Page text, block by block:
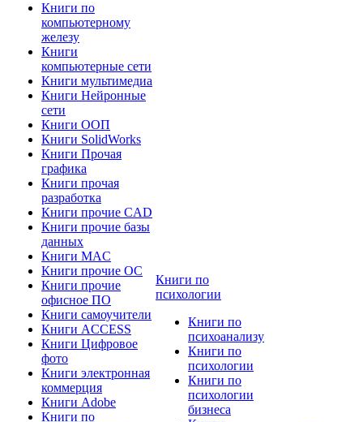
Книги по
компьютерному
железу
Книги
компьютерные сети
Книги мультимедиа
Книги Нейронные
сети
Книги ООП
Книги SolidWorks
Книги Прочая
графика
Книги прочая
разработка
Книги прочие CAD
Книги прочие базы
данных
Книги MAC
Книги прочие ОС
Книги прочие
офисное ПО
Книги самоучители
Книги ACCESS
Книги Цифровое
фото
Книги электронная
коммерция
Книги Adobe
Книги по
Книги по
психологии
Книги по
психоанализу
Книги по
психологии
Книги по
психологии
бизнеса